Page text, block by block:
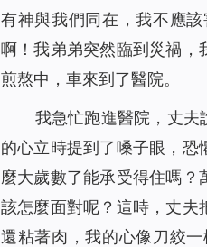
有神與我們同在，我不應
啊！我弟弟突然臨到災禍，
煎熬中，車來到了醫院。
我急忙跑進醫院，丈夫
的心立時提到了嗓子眼，
麼大歲數了能承受得住嗎
該怎麼面對呢？這時，丈夫
還粘著肉，我的心像刀絞